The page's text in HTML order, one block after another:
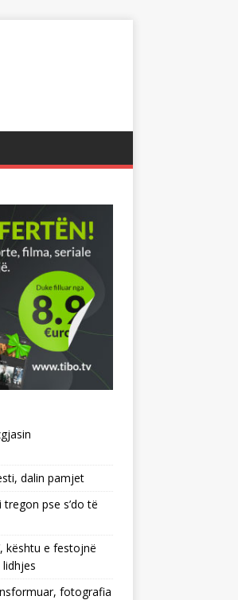
dalin pamjet
tregon pse s’do të
kështu e festojnë
fotografia